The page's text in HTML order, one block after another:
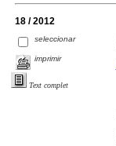
18 / 2012
seleccionar
imprimir
Text complet